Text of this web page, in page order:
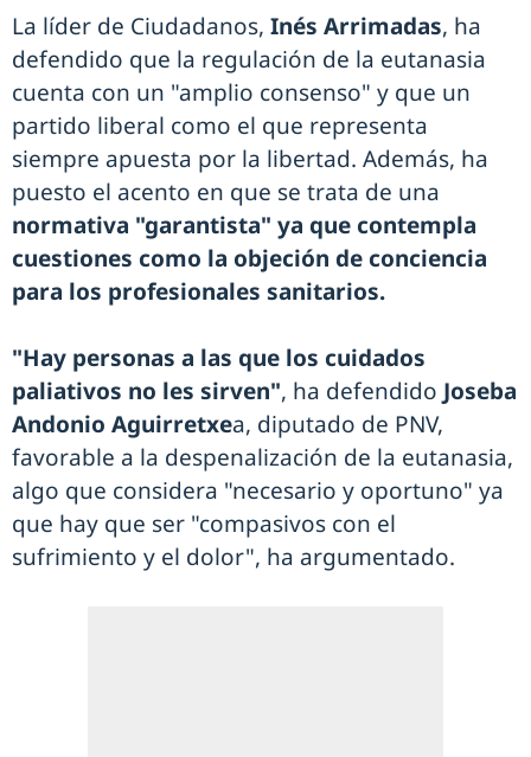
La líder de Ciudadanos, Inés Arrimadas, ha
defendido que la regulación de la eutanasia
cuenta con un "amplio consenso" y que un
partido liberal como el que representa
siempre apuesta por la libertad. Además, ha
puesto el acento en que se trata de una
normativa "garantista" ya que contempla
cuestiones como la objeción de conciencia
para los profesionales sanitarios.
"Hay personas a las que los cuidados
paliativos no les sirven", ha defendido Joseba
Andonio Aguirretxea, diputado de PNV,
favorable a la despenalización de la eutanasia,
algo que considera "necesario y oportuno" ya
que hay que ser "compasivos con el
sufrimiento y el dolor", ha argumentado.